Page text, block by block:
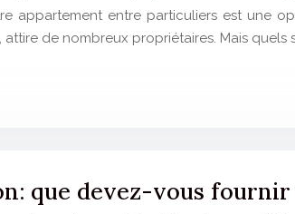
appartement entre particuliers est une
de nombreux propriétaires. Mais quels
que devez-vous fournir